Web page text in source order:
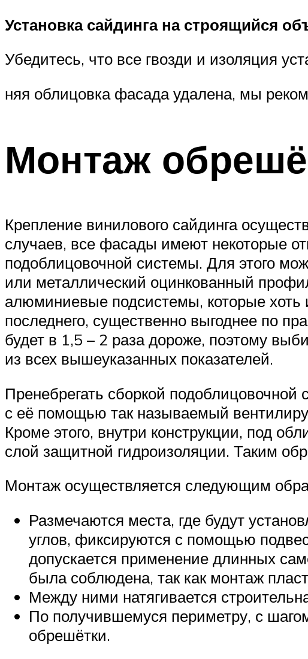
Установка сайдинга на строящийся
Убедитесь, что все гвозди и изоляция
няя облицовка фасада удалена, мы
Монтаж
Крепление винилового сайдинга
случаев, все фасады имеют некоторые
подоблицовочной системы. Для этого
или металлический оцинкованный
алюминиевые подсистемы, которые
последнего, существенно выгоднее по
будет в 1,5 – 2 раза дороже, поэтому
из всех вышеуказанных показателей.
Пренебрегать сборкой подоблицовочной
с её помощью так называемый
Кроме этого, внутри конструкции, под
слой защитной гидроизоляции. Таким
Монтаж осуществляется следующим
Размечаются места, где будут
углов, фиксируются с помощью
допускается применение длинных
была соблюдена, так как монтаж
Между ними натягивается
По получившемуся периметру, с
обрешётки.